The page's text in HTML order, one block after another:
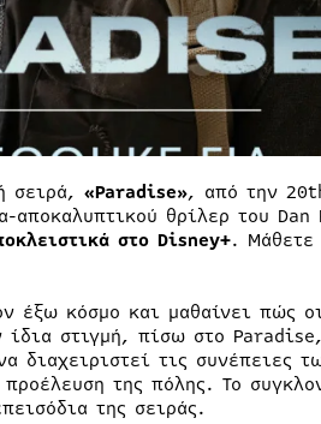
σειρά, «Paradise», από την
θρίλερ του
στο Disney+. Μάθετε
έξω κόσμο και μαθαίνει πώς
στιγμή, πίσω στο
διαχειριστεί τις συνέπειες
της πόλης. Το
της σειράς.